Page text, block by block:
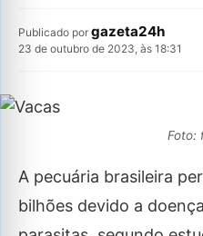
Publicado por gazeta24h
23 de outubro de 2023, às 18:31
Foto:
A pecuária brasileira
bilhões devido a